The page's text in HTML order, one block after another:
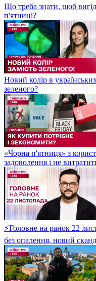
Що треба знати, щоб
п'ятниці?
Новий колір в
зеленого?
«Чорна п'ятниця» з
задоволення і не
⚡Головне на ранок 22
без опалення, новий